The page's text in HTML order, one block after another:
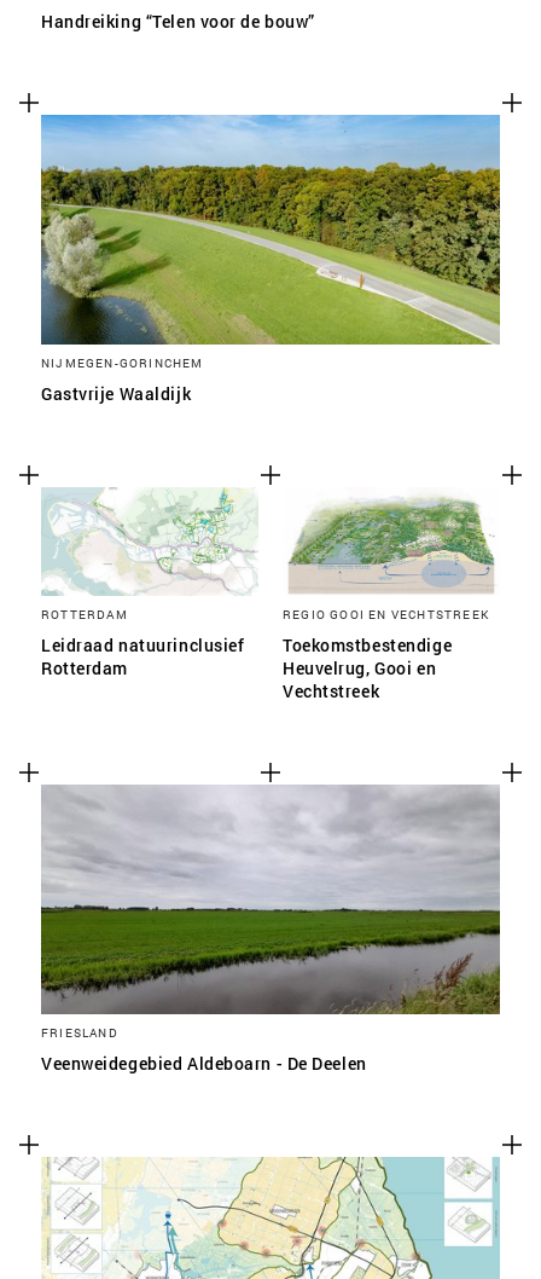
Handreiking “Telen voor de bouw”
NIJMEGEN-GORINCHEM
Gastvrije Waaldijk
ROTTERDAM
Leidraad natuurinclusief
Rotterdam
REGIO GOOI EN VECHTSTREEK
Toekomstbestendige
Heuvelrug, Gooi en
Vechtstreek
FRIESLAND
Veenweidegebied Aldeboarn - De Deelen